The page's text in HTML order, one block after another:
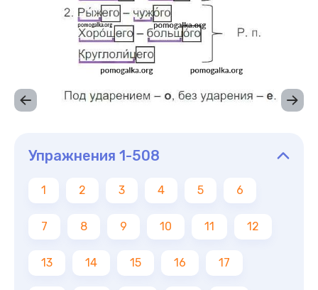
Упражнения 1-508
1 2 3 4 5 6
7 8 9 10 11 12
13 14 15 16 17